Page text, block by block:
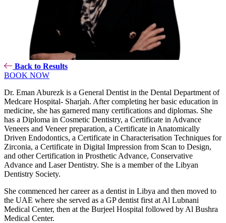
Back to Results
BOOK NOW
Dr. Eman Aburezk is a General Dentist in the Dental Department of
Medcare Hospital- Sharjah. After completing her basic education in
medicine, she has garnered many certifications and diplomas. She
has a Diploma in Cosmetic Dentistry, a Certificate in Advance
Veneers and Veneer preparation, a Certificate in Anatomically
Driven Endodontics, a Certificate in Characterisation Techniques for
Zirconia, a Certificate in Digital Impression from Scan to Design,
and other Certification in Prosthetic Advance, Conservative
Advance and Laser Dentistry. She is a member of the Libyan
Dentistry Society.
She commenced her career as a dentist in Libya and then moved to
the UAE where she served as a GP dentist first at Al Lubnani
Medical Center, then at the Burjeel Hospital followed by Al Bushra
Medical Center.